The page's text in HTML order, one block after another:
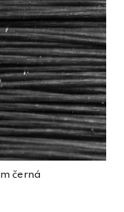
černá